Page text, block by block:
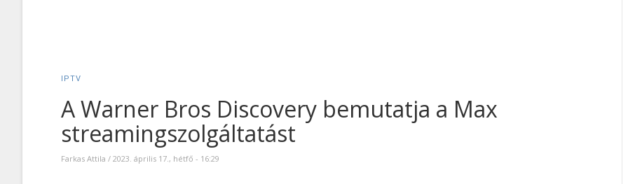
IPTV
A Warner Bros Discovery bemutatja a Max
streamingszolgáltatást
Farkas Attila / 2023. április 17., hétfő - 16:29